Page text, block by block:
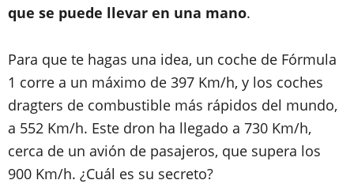
que se puede llevar en una mano.
Para que te hagas una idea, un coche de Fórmula
1 corre a un máximo de 397 Km/h, y los coches
dragters de combustible más rápidos del mundo,
a 552 Km/h. Este dron ha llegado a 730 Km/h,
cerca de un avión de pasajeros, que supera los
900 Km/h. ¿Cuál es su secreto?